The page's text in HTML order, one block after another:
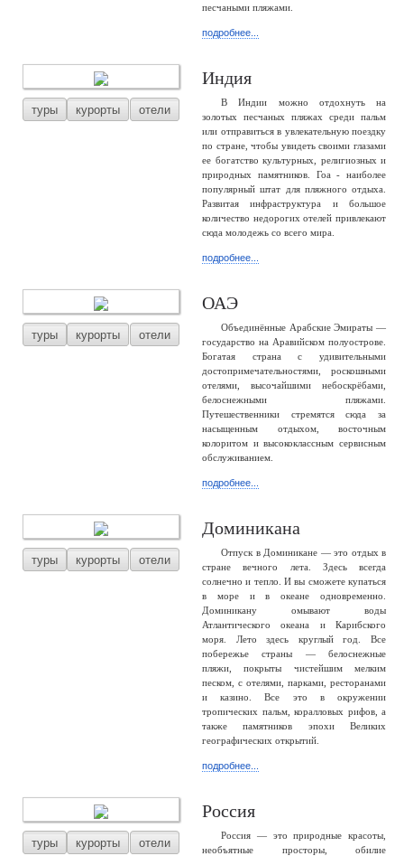
песчаными пляжами.
подробнее...
туры курорты отели
Индия
В Индии можно отдохнуть на
золотых песчаных пляжах среди пальм
или отправиться в увлекательную поездку
по стране, чтобы увидеть своими глазами
ее богатство культурных, религиозных и
природных памятников. Гоа - наиболее
популярный штат для пляжного отдыха.
Развитая инфраструктура и большое
количество недорогих отелей привлекают
сюда молодежь со всего мира.
подробнее...
туры курорты отели
ОАЭ
Объединённые Арабские Эмираты —
государство на Аравийском полуострове.
Богатая страна с удивительными
достопримечательностями, роскошными
отелями, высочайшими небоскрёбами,
белоснежными пляжами.
Путешественники стремятся сюда за
насыщенным отдыхом, восточным
колоритом и высококлассным сервисным
обслуживанием.
подробнее...
туры курорты отели
Доминикана
Отпуск в Доминикане — это отдых в
стране вечного лета. Здесь всегда
солнечно и тепло. И вы сможете купаться
в море и в океане одновременно.
Доминикану омывают воды
Атлантического океана и Карибского
моря. Лето здесь круглый год. Все
побережье страны — белоснежные
пляжи, покрыты чистейшим мелким
песком, с отелями, парками, ресторанами
и казино. Все это в окружении
тропических пальм, коралловых рифов, а
также памятников эпохи Великих
географических открытий.
подробнее...
туры курорты отели
Россия
Россия — это природные красоты,
необъятные просторы, обилие